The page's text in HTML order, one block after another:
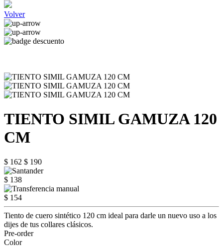
Volver
TIENTO SIMIL GAMUZA 120
CM
$ 162 $ 190
$ 138
$ 154
Tiento de cuero sintético 120 cm ideal para darle un nuevo uso a los
dijes de tus collares clásicos.
Pre-order
Color